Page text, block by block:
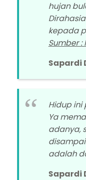
hujan
kepada
Sumber :
Sapardi
Hidup ini
Ya
adanya,
adalah
Sapardi